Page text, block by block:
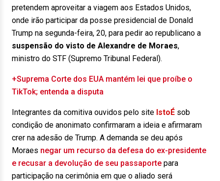
pretendem aproveitar a viagem aos Estados Unidos,
onde irão participar da posse presidencial de Donald
Trump na segunda-feira, 20, para pedir ao republicano a
suspensão do visto de Alexandre de Moraes,
ministro do STF (Supremo Tribunal Federal).
+Suprema Corte dos EUA mantém lei que proíbe o
TikTok; entenda a disputa
Integrantes da comitiva ouvidos pelo site IstoÉ sob
condição de anonimato confirmaram a ideia e afirmaram
crer na adesão de Trump. A demanda se deu após
Moraes negar um recurso da defesa do ex-presidente
e recusar a devolução de seu passaporte para
participação na cerimônia em que o aliado será